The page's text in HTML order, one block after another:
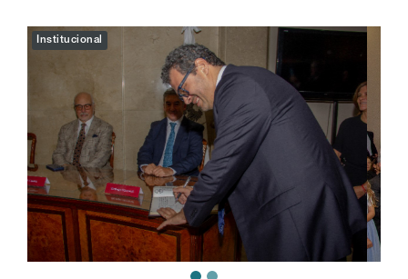
Institucional